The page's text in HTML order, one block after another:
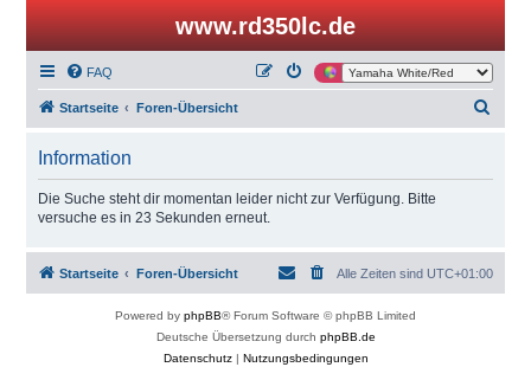
www.rd350lc.de
FAQ
Startseite Foren-Übersicht
Information
Die Suche steht dir momentan leider nicht zur Verfügung. Bitte
versuche es in 23 Sekunden erneut.
Startseite Foren-Übersicht Alle Zeiten sind UTC+01:00
Powered by phpBB® Forum Software © phpBB Limited
Deutsche Übersetzung durch phpBB.de
Datenschutz| Nutzungsbedingungen